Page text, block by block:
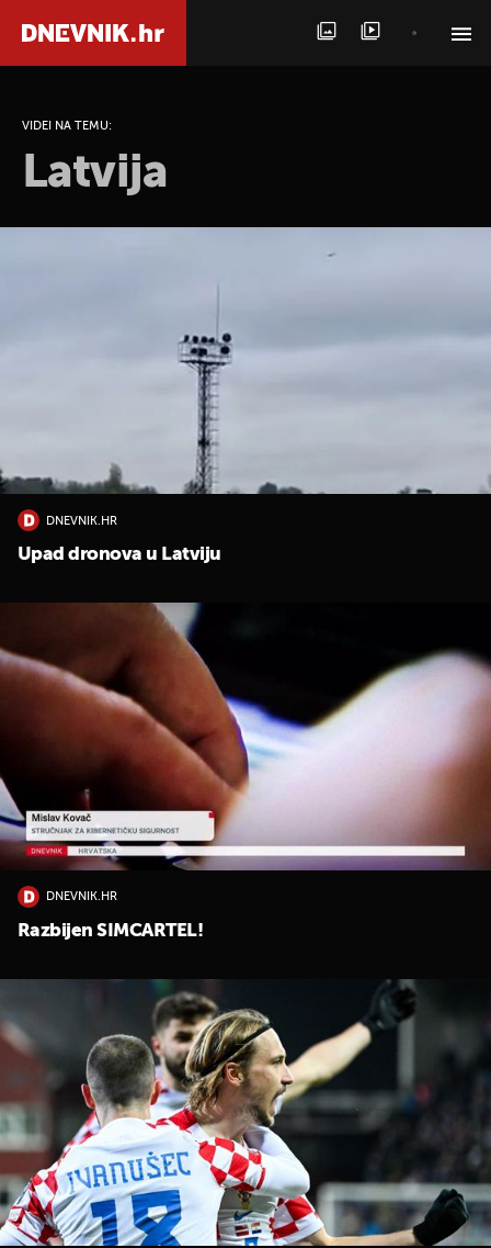
VIDEI NA TEMU:
Latvija
DNEVNIK.HR
Upad dronova u Latviju
DNEVNIK.HR
Razbijen SIMCARTEL!